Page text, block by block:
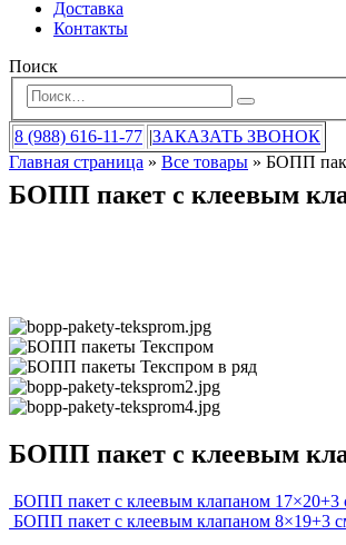
Доставка
Контакты
Поиск
8 (988) 616-11-77 |ЗАКАЗАТЬ ЗВОНОК
Главная страница » Все товары » БОПП
БОПП пакет с клеевым
БОПП пакет с клеевым
БОПП пакет с клеевым клапаном 17×20+3
БОПП пакет с клеевым клапаном 8×19+3